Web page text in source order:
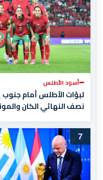
أسود الأطلس
لبؤات الأطلس أمام جنوب
نصف النهائي الكان
7